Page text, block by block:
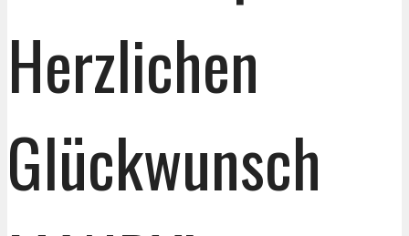
Herzlichen
Glückwunsch